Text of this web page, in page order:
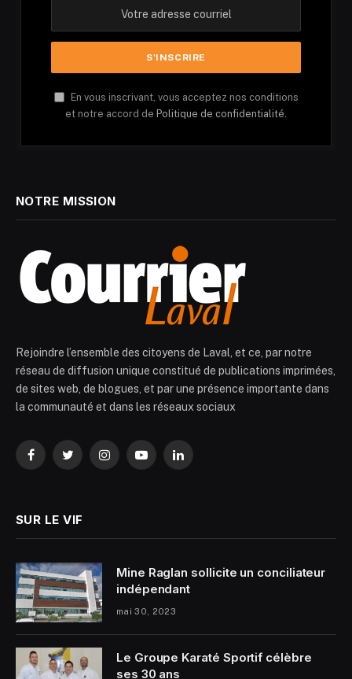
En vous inscrivant, vous acceptez nos conditions
et notre accord de Politique de confidentialité.
NOTRE MISSION
Rejoindre l’ensemble des citoyens de Laval, et ce, par notre
réseau de diffusion unique constitué de publications imprimées,
de sites web, de blogues, et par une présence importante dans
la communauté et dans les réseaux sociaux
FacebookTwitterInstagramYouTubeLinkedIn
SUR LE VIF
Mine Raglan sollicite un conciliateur
indépendant
mai 30, 2023
Le Groupe Karaté Sportif célèbre
ses 30 ans